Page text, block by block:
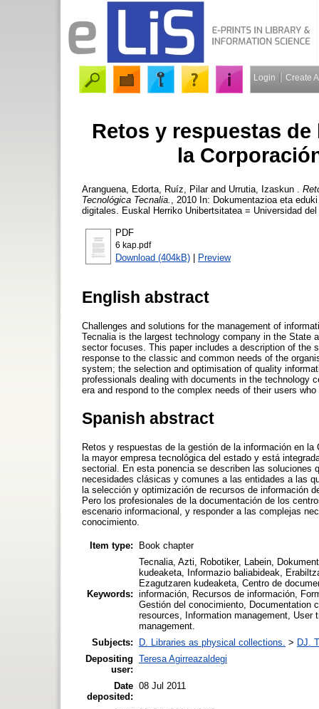
Login Create
Retos y respuestas
la
Aranguena, Edorta Ruíz, Pilarand Urrutia, Izaskun
Tecnológica Tecnalia.
, 2010 In: Dokumentazioa eta
digitales. Euskal Herriko Unibertsitatea = Universidad
PDF
6 kap.pdf
Download (404kB) | Preview
English abstract
Challenges and solutions for the management of
Tecnalia is the largest technology company in the State
sector focuses. This paper includes a description of the
response to the classic and common needs of the
system; the selection and optimisation of quality
professionals dealing with documents in the technology
era and respond to the complex needs of their users
Spanish abstract
Retos y respuestas de la gestión de la información en
la mayor empresa tecnológica del estado y está
sectorial. En esta ponencia se describen las soluciones
necesidades clásicas y comunes a las entidades a las
la selección y optimización de recursos de información
Pero los profesionales de la documentación de los
escenario informacional, y responder a las complejas
conocimiento.
Item type: Book chapter
Keywords:
Tecnalia, Azti, Robotiker, Labein,
kudeaketa, Informazio baliabideak,
Ezagutzaren kudeaketa, Centro de
información, Recursos de información,
Gestión del conocimiento, Documentation
resources, Information management, User
management.
Subjects:
D. Libraries as physical collections. > DJ.
Depositing
user:
Teresa Agirreazaldegi
Date
deposited:
08 Jul 2011